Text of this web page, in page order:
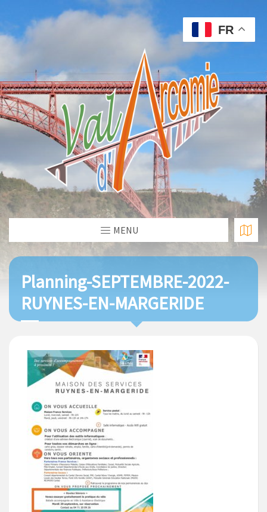
MENU
Planning-SEPTEMBRE-2022-
RUYNES-EN-MARGERIDE
FR